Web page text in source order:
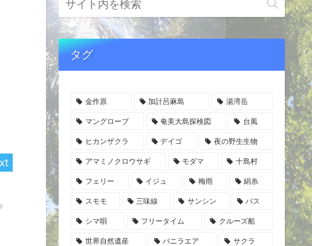
タグ
金作原 加計呂麻島 湯湾岳
マングローブ 奄美大島探検図 台風
ヒカンザクラ デイゴ 夜の野生生物
アマミノクロウサギ モダマ 十島村
フェリー イジュ 梅雨 絹糸
スモモ 三味線 サンシン バス
シマ唄 フリータイム クルーズ船
世界自然遺産 バニラエア サクラ